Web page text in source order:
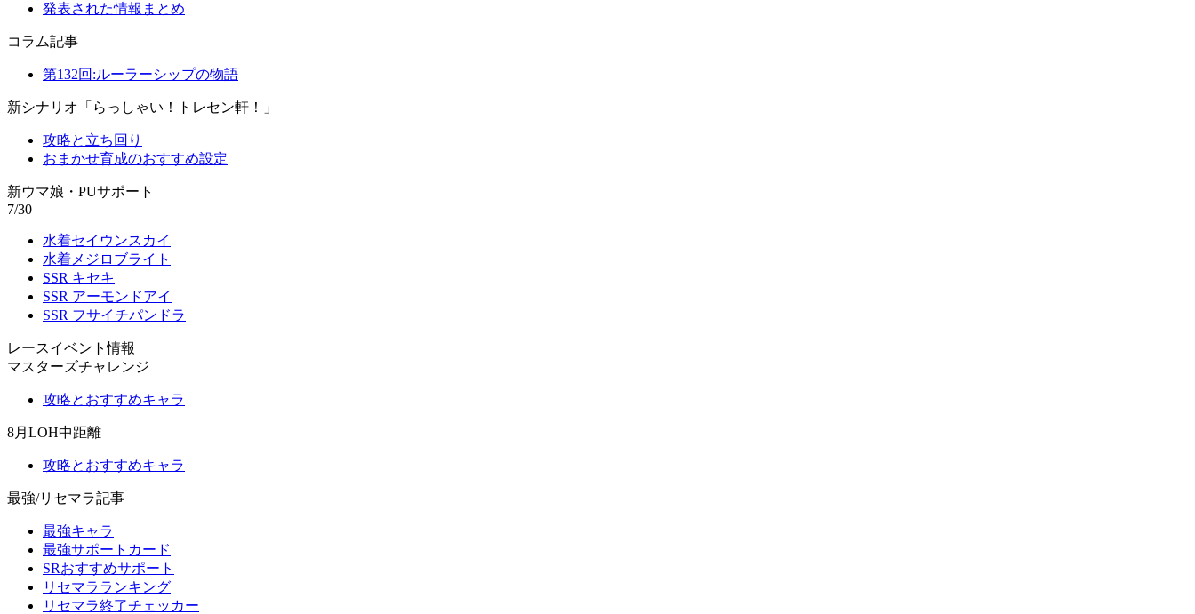
発表された情報まとめ
コラム記事
第132回:ルーラーシップの物語
新シナリオ「らっしゃい！トレセン軒！」
攻略と立ち回り
おまかせ育成のおすすめ設定
新ウマ娘・PUサポート
7/30
水着セイウンスカイ
水着メジロブライト
SSR キセキ
SSR アーモンドアイ
SSR フサイチパンドラ
レースイベント情報
マスターズチャレンジ
攻略とおすすめキャラ
8月LOH中距離
攻略とおすすめキャラ
最強/リセマラ記事
最強キャラ
最強サポートカード
SRおすすめサポート
リセマラランキング
リセマラ終了チェッカー